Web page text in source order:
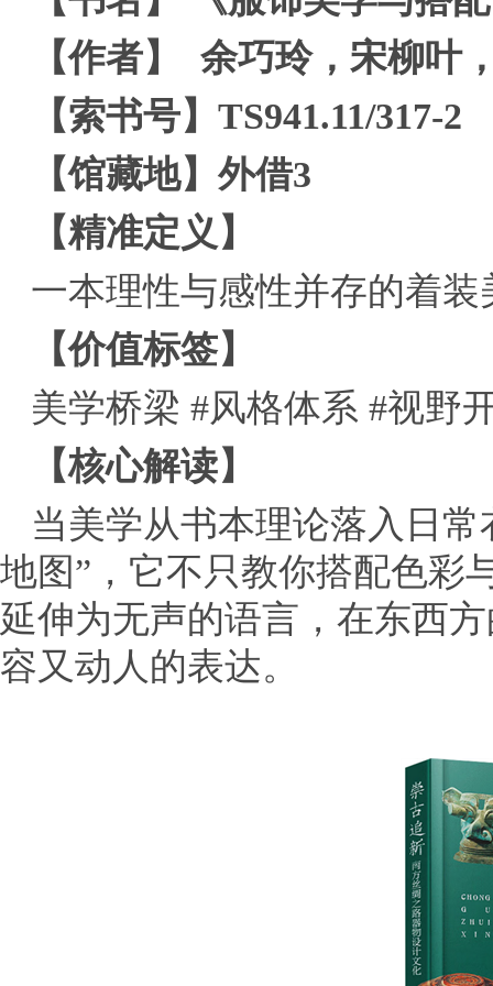
【作者】 余巧玲，宋柳叶
【索书号】TS941.11/317-2
【馆藏地】外借3
【精准定义】
一本理性与感性并存的着装
【价值标签】
美学桥梁 #风格体系 #视野
【核心解读】
当美学从书本理论落入日
地图”，它不只教你搭配色彩
延伸为无声的语言，在东西
容又动人的表达。